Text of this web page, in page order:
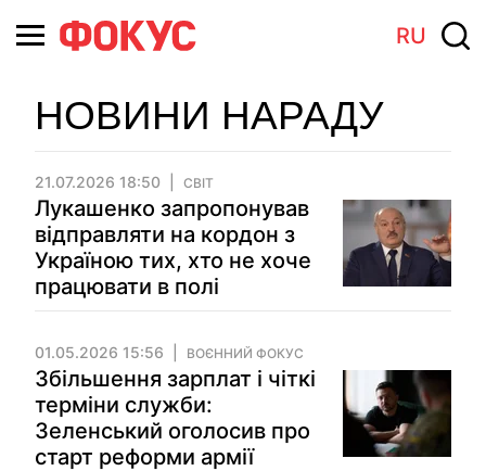
RU
НОВИНИ НАРАДУ
21.07.2026 18:50 СВІТ
Лукашенко запропонував
відправляти на кордон з
Україною тих, хто не хоче
працювати в полі
01.05.2026 15:56 ВОЄННИЙ ФОКУС
Збільшення зарплат і чіткі
терміни служби:
Зеленський оголосив про
старт реформи армії